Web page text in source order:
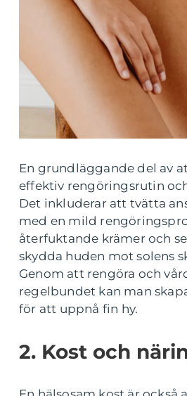
En grundläggande del av
effektiv rengöringsrutin
Det inkluderar att tvätta
med en mild
återfuktande krämer och
skydda huden mot solens
Genom att rengöra och
regelbundet kan man
för att uppnå fin hy.
2. Kost och